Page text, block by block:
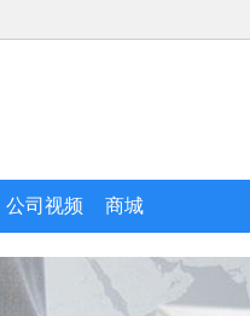
公司视频 商城